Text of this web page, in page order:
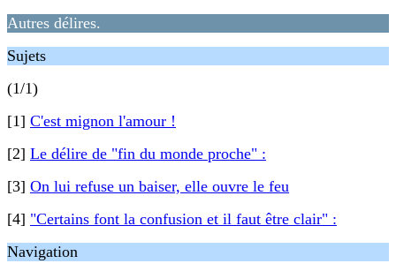
Autres délires.
Sujets
(1/1)
[1] C'est mignon l'amour !
[2] Le délire de "fin du monde proche" :
[3] On lui refuse un baiser, elle ouvre le feu
[4] "Certains font la confusion et il faut être clair" :
Navigation